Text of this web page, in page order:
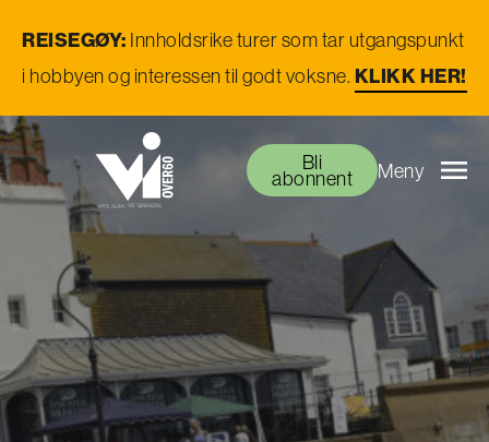
REISEGØY: Innholdsrike turer som tar utgangspunkt
i hobbyen og interessen til godt voksne.KLIKK HER!
Bli
abonnent Meny